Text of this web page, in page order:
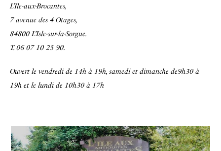
L’Ile-aux-Brocantes,
7 avenue des 4 Otages,
84800 L’Isle-sur-la-Sorgue.
T. 06 07 10 25 90.
Ouvert le vendredi de 14h à 19h, samedi et dimanche de9h30 à
19h et le lundi de 10h30 à 17h